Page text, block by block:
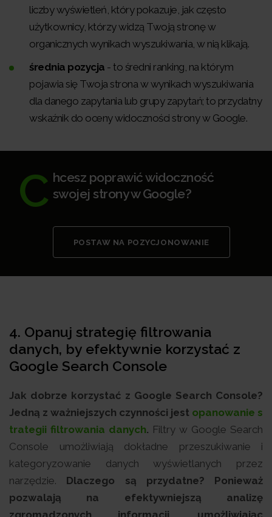
liczby wyświetleń, który pokazuje, jak często
użytkownicy, którzy widzą Twoją stronę w
organicznych wynikach wyszukiwania, w nią klikają.
średnia pozycja - to średni ranking, na którym
pojawia się Twoja strona w wynikach wyszukiwania
dla danego zapytania lub grupy zapytań; to przydatny
wskaźnik do oceny widoczności strony w Google.
C hcesz poprawić widoczność
swojej strony w Google?
POSTAW NA POZYCJONOWANIE
4. Opanuj strategię filtrowania
danych, by efektywnie korzystać z
Google Search Console
Jak dobrze korzystać z Google Search Console?
Jedną z ważniejszych czynności jest opanowanie s
trategii filtrowania danych. Filtry w Google Search
Console umożliwiają dokładne przeszukiwanie i
kategoryzowanie danych wyświetlanych przez
narzędzie. Dlaczego są przydatne? Ponieważ
pozwalają na efektywniejszą analizę